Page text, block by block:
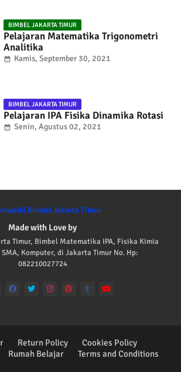
BIMBEL JAKARTA TIMUR
Pelajaran Matematika Trigonometri
Analitika
Kamis, September 30, 2021
BIMBEL JAKARTA TIMUR
Pelajaran IPA Fisika Dinamika Rotasi
Senin, Agustus 02, 2021
Made with Love by
Timur, Bimbel Matematika IPA, Fisika Kimia
SMA, Komputer, di Jakarta Timur No. Hp:
082210027724
Return Policy
Cookies Policy
Rumah Belajar Terms and Conditions